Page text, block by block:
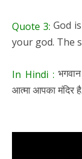
Quote 3: God
your god. The
In Hindi :
आत्मा आपका मंदिर है.